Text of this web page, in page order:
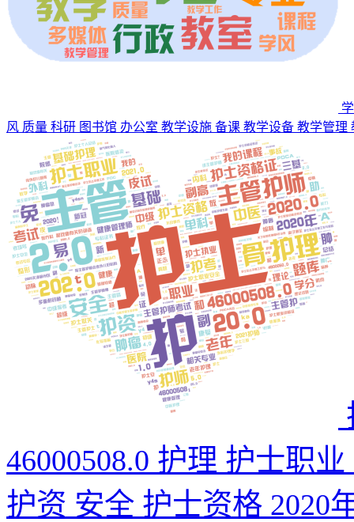
风 质量 科研 图书馆 办公室 教学设施 备课 教学设备 教学管理
46000508.0 护理 护士职
护资 安全 护士资格 2020